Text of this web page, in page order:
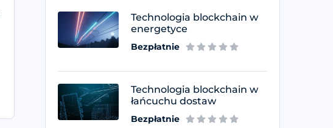
Technologia blockchain w
energetyce
Bezpłatnie
Technologia blockchain w
łańcuchu dostaw
Bezpłatnie